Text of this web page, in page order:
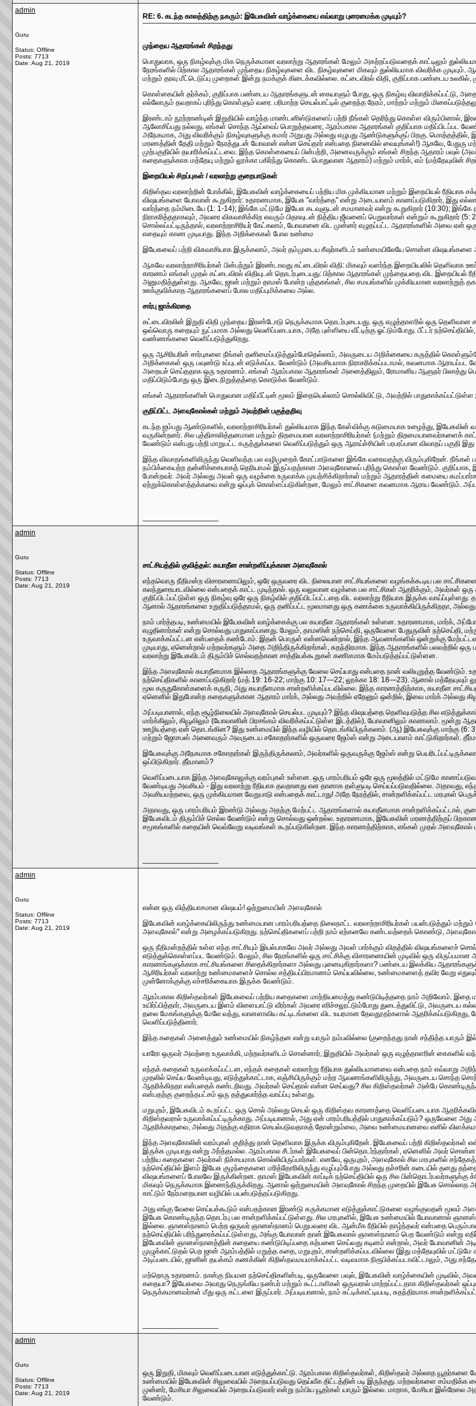
admin
Guru
Status: Offline
Posts: 7713
Date: Aug 21, 2019
RE: 6. கடந்த காலத்திற்கு நகரும்: இயேசுவின் வாழ்க்கையை எவ்வாறு புனரமைக்க முடியும்?
முந்தைய ஆதாரங்கள் சிறந்தது
பொதுவாக, ஒரு நிகழ்வுக்கு மிக நெருக்கமான வரலாற்று ஆதாரங்கள் மேலும் அகற்றப்படுவதைக் காட்டிலும்
நேரங்களில் பிற்கால ஆதாரங்கள் முந்தைய நிகழ்வுகளை விட நிகழ்வுகளை மிகவும் துல்லியமாக விவரிக்க
மற்றும் தரவு மீட்டெடுப்பு முறைகள் இன்று நமக்குக் கிடைக்கவில்லை. கட்டைவிரல் விதி, குறிப்பாக பண்டைய உலகில்,
கொள்கையின் தர்க்கம், குறிப்பாக பண்டைய ஆதாரங்களுடன் கையாளும் போது, ​​ஒரு நிகழ்வு விவாதிக்கப்பட்டு,
எல்லோரும் தவறாகப் புரிந்து கொள்ளும் வரை. பரிமாற்ற செயல்பாட்டில் குறைந்த நேரம், மாற்றம் மற்றும்
இரண்டாம் நூற்றாண்டின் இறுதியில் வாழ்ந்த மாண்டனிஸ்டுகளைப் பற்றி நீங்கள் தெரிந்து கொள்ள விரும்பினால்,
ஆலோசிப்பது நல்லது. எங்கள் சொந்த ஆய்வைப் பொறுத்தவரை, ஆரம்பகால ஆதாரங்கள் குறிப்பாக மதிப்பிடப்பட
அநேகமாக, அது விவரிக்கும் நிகழ்வுகளுக்கு சுமார் அறுபது அல்லது எழுபது ஆண்டுகளுக்குப் பிறகு.
மரணத்தின் தேதி மற்றும் நேரத்துடன் யோவான் என்ன செய்தார் என்பதை நினைவில் வையுங்கள்!) ஆகவே, பேதுரு
முற்பகுதியில் தயாரிக்கப்பட்டவை. இந்த கொள்கையைப் பின்பற்றி, அனைவருக்கும் எங்கள் சிறந்த ஆதாரம் பவுல்
கதைகளுக்காக மத்தேயு மற்றும் லூக்கா பகிர்ந்து கொண்ட பொதுவான ஆதாரம்) மற்றும் மார்க், எம் (மத்தேயுவின்
இறையியல் சிறப்புகள் / வரலாற்று குறைபாடுகள்
கிறிஸ்தவ வரலாற்றின் போக்கில், இயேசுவின் வாழ்க்கையைப் பற்றிய மிக முக்கியமான மற்றும் இறையியல்
விஷயங்களை யோவான் கூறுகிறார்: உதாரணமாக, இயேசு "வார்த்தை" என்று அடையாளம் காணப்படுகிறார், இது
வார்த்தை நம்மிடையே (1: 1-14); இங்கே மட்டுமே இயேசு கடவுளுடன் சமமானவர் என்று கூறுகிறார் (10:30);
நிராகரித்ததாகவும், அவரை விசுவாசிக்கிற எவரும் பிதாவுடன் நித்திய ஜீவனைப் பெறுவார்கள் என்றும்
சொல்லப்பட்டிருந்தால், வரலாற்றாசிரியர் கேட்கலாம், யோவானை விட முன்னர் எழுதப்பட்ட ஆதாரங்களில் அவை ஏன்
எதையும் காண முடியாது. இந்த அறிக்கைகள் போல உண்மை
இயேசுவைப் பற்றி விசுவாசியாக இருக்கலாம், அவர் தம்முடைய சீஷர்களிடம் உண்மையிலேயே சொன்ன விஷயங்களை
ஆகவே வரலாற்றாசிரியர்கள் பின்பற்றும் இரண்டாவது கட்டைவிரல் விதி: மிகவும் வளர்ந்த இறையியலில் தெளிவாக
காரணம் எங்கள் முதல் கட்டைவிரல் விதியுடன் தொடர்புடையது: பிற்கால ஆதாரங்கள் முந்தையதை விட இறையியல்
அனுமதித்துள்ளது. ஆகவே, ஜான் மற்றும் தாமஸ் போன்ற புத்தகங்கள், சில சமயங்களில் முக்கியமான வரலாற்றுத்
ஊக்குவிக்காத ஆதாரங்களைப் போல மதிப்புமிக்கவை அல்ல.
சார்பு ஜாக்கிரதை
கட்டைவிரலின் இறுதி விதி முந்தைய இரண்டோடு நெருக்கமாக தொடர்புடையது. ஒரு எழுத்தாளரில் ஒரு
ஒவ்வொரு கதையும் நுட்பமாக அல்லது வெளிப்படையாக, அதே புள்ளியை வீட்டிற்கு ஓட்டும்போது. பீட்டர்
வண்ணங்களை வெளிப்படுத்துகிறது.
ஒரு ஆசிரியரின் சார்புகளை நீங்கள் தனிமைப்படுத்தும்போதெல்லாம், அவருடைய அறிக்கையை கருத்தில்
அறிக்கைகள் ஒரு பவுண்டு உப்புடன் எடுக்கப்பட வேண்டும் (அவசியமாக நிராகரிக்கப்படாமல், கவனமாக ஆராயப்பட
அறையச் செய்ததாக ஒரு உதாரணம். எங்கள் ஆரம்பகால ஆதாரங்கள் அனைத்திலும், ரோமானிய ஆளுநர் பிலாத்து
மதிப்பிடும்போது ஒரு இடைநிறுத்தத்தை கொடுக்க வேண்டும்.
எங்கள் ஆதாரங்களின் பொதுவான மதிப்பீட்டின் மூலம் இதையெல்லாம் சொல்லிவிட்டு, அவற்றில் பாதுகாக்கப்பட்டுள்ள
குறிப்பிட்ட அளவுகோல்கள் மற்றும் அவற்றின் பகுத்தறிவு
கடந்த ஐம்பது ஆண்டுகளில், வரலாற்றாசிரியர்கள் துல்லியமாக இந்த கேள்விக்கு கடுமையாக உழைத்து,
வருகின்றனர். சில புத்திசாலித்தனமான மற்றும் திறமையான வரலாற்றாசிரியர்கள் (மற்றும்
வேண்டும் என்பது பற்றி மாறுபட்ட கருத்துக்களை வெளிப்படுத்தும் ஒரு ஆராய்ச்சியின் பரபரப்பான விவாதப்
இந்த விவாதங்களிலிருந்து வெளிவந்த பல வழிமுறைக் கோட்பாடுகளை இங்கே வரைவதற்கு விரும்புகிறேன்.
நம்பிக்கையற்ற தன்னிச்சையாகத் தெரியாமல் இருப்பதற்கான அளவுகோலைப் புரிந்து கொள்ள வேண்டும். குறிப்பாக,
போன்றவர். அவர் அல்லது அவள் ஒரு வழக்கை உருவாக்க முயற்சிக்கிறார்கள் மற்றும் ஆதாரத்தின் சுமையை
ஏற்றுக்கொள்ளத்தக்கவை என்று ஒப்புக் கொள்ளப்படுகின்றன, மேலும் சாட்சிகளை கவனமாக ஆராய வேண்டும்.
admin
Guru
Status: Offline
Posts: 7713
Date: Aug 21, 2019
சாட்சியத்தில் குவித்தல்: சுயாதீன சான்றளிப்புக்கான அளவுகோல்
எந்தவொரு நீதிமன்ற விசாரணையிலும், ஒரே ஒருவரை விட நிலையான சாட்சியங்களை வழங்கக்கூடிய பல
கலந்துரையாடவில்லை என்பதைக் காட்ட முடிந்தால். ஒரு வலுவான வழக்கை பல சாட்சிகள் ஆதரிக்கும், அவர்கள்
குறிப்பிடப்பட்டுள்ள ஒரு நிகழ்வு ஒரே ஒரு நிகழ்வில் குறிப்பிடப்பட்டதை விட வரலாற்று ரீதியாக இருக்க
ஆனால் ஆதாரங்களை உறுதிப்படுத்தாமல், ஒரு தனிப்பட்ட மூலமானது ஒரு கணக்கை உருவாக்கியிருக்கிறதா,
நாம் பார்த்தபடி, உண்மையில் இயேசுவின் வாழ்க்கைக்கு பல சுயாதீன ஆதாரங்கள் உள்ளன. உதாரணமாக, மார்க்,
எழுதினார்கள் என்று சொல்வது பாதுகாப்பானது. மேலும், தாமஸின் நற்செய்தி, ஒருவேளை பேதுருவின் நற்செய்தி,
உருவாக்கப்பட்டன என்பதைக் கண்டோம். இதன் பொருள் என்னவென்றால், இந்த ஆவணங்களில் ஒன்றுக்கு மேற்பட்டவற்றில்
முடியாது, ஏனென்றால் மற்றவர்களும் அதை அறிந்திருக்கிறார்கள், சுதந்திரமாக. இந்த ஆதாரங்களில் பலவற்றில்
வரலாற்று இயேசுவிடம் திரும்பிச் செல்வதற்கான சாத்தியக்கூறுகள் கணிசமாக மேம்படுத்தப்பட்டுள்ளன.
இந்த அளவுகோல் சுயாதீனமாக இல்லாத ஆதாரங்களுக்கு வேலை செய்யாது என்பதை நான் வலியுறுத்த வேண்டும்.
நற்செய்திகளில் காணப்படுகிறார் (மத் 19: 16-22; மாற்கு 10: 17—22; லூக்கா 18: 18—23). ஆனால்
மூல கருதுகோள்களைக் கருதி, அது சுயாதீனமாக சான்றளிக்கப்படவில்லை. இந்த காரணத்திற்காக, சுயாதீன
ஏனெனில் இதுபோன்ற கதைகளுக்கான ஆதாரம் மார்க், அல்லது அவற்றில் ஏதேனும் ஒன்றில், இவை மார்க் அல்லது
அப்படியானால், எந்த சூழ்நிலையில் அளவுகோல் செயல்பட முடியும்? இந்த விஷயத்தை தெளிவுபடுத்த சில
மார்க்கிலும், கியூவிலும் (யோவானின் பிரசங்கம் விவரிக்கப்பட்டுள்ள இடத்தில்), யோவானிலும் காணலாம்.
ஊழியத்தை ஏன் தொடங்கின? இது உண்மையில் இந்த வழியில் தொடங்கியிருக்கலாம். (ஆ) இயேசுவுக்கு மாற்கு (6: 3),
மற்றும் ஜோசபஸ் அனைவரும் அவருடைய சகோதரர்களில் ஒருவரை ஜேம்ஸ் என்று அடையாளம் காட்டுகிறார்கள்.
இயேசுவுக்கு அநேகமாக சகோதரர்கள் இருந்திருக்கலாம், அவர்களில் ஒருவருக்கு ஜேம்ஸ் என்று
ஒப்பிடுகிறார். தீர்மானம்?
வெளிப்படையாக இந்த அளவுகோலுக்கு வரம்புகள் உள்ளன. ஒரு பாரம்பரியம் ஒரே ஒரு மூலத்தில் மட்டுமே
வேண்டியது அவசியம் - இது வரலாற்று ரீதியாக தவறானது என தானாக தள்ளுபடி செய்யப்படுவதில்லை.
அவசியமற்றவை, ஒரு முக்கியமான வேறுபாடு என்பதைக் காட்டாது! அதே நேரத்தில், சான்றளிக்கப்பட்ட மரபுகள்
அதாவது, ஒரு பாரம்பரியம் இரண்டு அல்லது அதற்கு மேற்பட்ட ஆதாரங்களால் சுயாதீனமாக
இயேசுவிடம் திரும்பிச் செல்ல வேண்டும் என்று சொல்வது ஒன்றல்ல. உதாரணமாக, இயேசுவின் மரணத்திற்குப்
சமூகங்களில் கதையின் வெவ்வேறு வடிவங்கள் கூறப்படுகின்றன. இந்த காரணத்திற்காக, எங்கள் முதல் அளவுகோல்
admin
Guru
Status: Offline
Posts: 7713
Date: Aug 21, 2019
என்ன ஒரு வித்தியாசமான விஷயம்! ஒற்றுமையின் அளவுகோல்
இயேசுவின் வாழ்க்கையிலிருந்து உண்மையான பாரம்பரியத்தை நிலைநாட்ட வரலாற்றாசிரியர்கள் பயன்படுத்தும்
அளவுகோல்" என்று அழைக்கப்படுகிறது. நற்செய்திகளைப் பற்றி நாம் ஏற்கனவே கண்டவற்றைக் கொண்டு,
ஒரு நீதிமன்றத்தில் உள்ள எந்த சாட்சியும் இயல்பாகவே அவர் அல்லது அவள் பார்க்கும் விதத்தில் விஷயங்களைச்
எடுத்துக்கொள்ளப்பட வேண்டும். மேலும், சில நேரங்களில் ஒரு சாட்சிக்கு விசாரணையின் முடிவில் ஒரு
காரணங்களுக்காக சாட்சியங்களை சிதைக்கிறார்களா அல்லது புனையுகிறார்களா? பண்டைய இலக்கிய
ஆசிரியர்கள் வரலாற்று உண்மைகளைச் சொல்ல சத்தியப்பிரமாணம் செய்யவில்லை, உண்மைகளைத் தவிர வேறு
முன்னோக்குக்கு எச்சரிக்கையாக இருக்க வேண்டும்.
ஆரம்பகால கிறிஸ்தவர்கள் இயேசுவைப் பற்றிய கதைகளை மாற்றியமைத்து கண்டுபிடித்ததை நாம் அறிவோம். இதை
உயிர்ப்பித்தார், அவருடைய இளம் விளையாட்டு வீரர்கள் அவரை எரிச்சலூட்டும்போது துடைத்துவிட்டு, அவருடைய
தலை மேகங்களுக்கு மேலே வந்து, வானளாவிய கட்டிடங்களை விட உயரமான தேவதூதர்களால் ஆதரிக்கப்படுகிறது,
வெளிப்படுத்தினார்.
இந்த கதைகள் அனைத்தும் உண்மையில் நிகழ்ந்தன என்று யாரும் நம்பவில்லை (குறைந்தது நான் சந்தித்த யாரும்
யாரோ ஒருவர் அவற்றை உருவாக்கி, மற்றவர்களிடம் சொன்னார், இறுதியில் அவர்கள் ஒரு எழுத்தாளரின் கைகளில்
எந்தக் கதைகள் உருவாக்கப்பட்டன, எந்தக் கதைகள் வரலாற்று ரீதியாக துல்லியமானவை என்பதை நாம் எவ்வாறு
முதலில் செய்ய வேண்டியது, எடுத்துக்காட்டாக, எஞ்சியிருக்கும் மற்ற ஆவணங்களிலிருந்து, அவருடைய சொந்த
ஆதரிக்கிறதா என்பதைக் கண்டறிவது. அவர்கள் செய்தால் என்ன செய்வது? சில கிறிஸ்தவர்கள் அன்பே
என்பதற்கு குறைந்தபட்சம் ஒரு தத்துவார்த்த வாய்ப்பு உள்ளது.
மறுபுறம், இயேசுவிடம் கூறப்பட்ட ஒரு சொல் அல்லது செயல் ஒரு கிறிஸ்தவ காரணத்தை வெளிப்படையாக
கிறிஸ்தவரால் உருவாக்கப்பட்டிருக்காது. அப்படியானால், அது ஏன் பாரம்பரியத்தில் பாதுகாக்கப்படும்? ஒருவேளை
ஆதரிக்காதவை, அல்லது அதற்கு எதிராக செயல்படுவதாகத் தோன்றும்வை, அவை உண்மையானவை எனில்
இந்த அளவுகோலின் வரம்புகள் குறித்து நான் தெளிவாக இருக்க விரும்புகிறேன். இயேசுவைப் பற்றி
இருக்க முடியாது என்று அர்த்தமல்ல. ஆரம்பகால சீடர்கள் இயேசுவைப் பின்தொடர்ந்தார்கள், ஏனெனில் அவர்
பற்றிய கதைகளை அவர்கள் நிச்சயமாக சொல்லியிருப்பார்கள். எனவே, ஒருபுறம், அளவுகோல் சில மரபுகளில்
நற்செய்தியில் இளம் இயேசு குழந்தைகளை மரித்தோரிலிருந்து எழுப்பும்போது அல்லது தச்சரின் கடையில் தனது
விஷயங்களைப் போலவே இருக்கின்றன. தாமஸ் இயேசுவின் காப்டிக் நற்செய்தியில் ஒரு சில
மிகவும் நெருக்கமாக இணைந்திருக்கிறது. ஆனால் ஒற்றுமையின் அளவுகோல் சிறந்த முறையில் இயேசு
காட்டும் நேர்மறையான வழியில் பயன்படுத்தப்படுகிறது.
அது எங்கு வேலை செய்யக்கூடும் என்பதற்கான இரண்டு சுருக்கமான எடுத்துக்காட்டுகளை வழங்குவதன் மூலம்
இயேசு கொண்டிருந்த தொடர்பு பல சான்றளிக்கப்பட்டுள்ளது. சில மரபுகளில், இயேசு உண்மையில் யோவானால்
இல்லை. ஞானஸ்நானம் பெற்ற ஒருவர் ஞானஸ்நானம் பெறுபவரை விட ஆன்மீக ரீதியில் தாழ்ந்தவர் என்பதை
நற்செய்தியில் பரிந்துரைக்கப்பட்டுள்ளது, அங்கு யோவான் தான் இயேசுவால் ஞானஸ்நானம் பெற வேண்டும் என்று
இயேசுவின் ஞானஸ்நானத்தின் கதையை கண்டுபிடிப்பதை கற்பனை செய்வது கடினம் என்றால், அவர் யோவானின்
முழுக்காட்டுதல் பெற ஜான் ஆரம்பத்தில் மறுத்த கதை, மறுபுறம், சான்றளிக்கப்படவில்லை (இது மத்தேயுவில்
அடிப்படையில், ஜானின் தயக்கம் கணக்கின் கிறிஸ்தவமயமாக்கப்பட்ட வடிவமாக நிரூபிக்கப்படாவிட்டாலும், அது
மற்றொரு உதாரணம். நான்கு நியமன நற்செய்திகளின்படி, ஒருவேளை பவுல், இயேசுவின் வாழ்க்கையின் முடிவில்,
கதையா? இயேசுவை அவரது நெருங்கிய நண்பர் மற்றும் கூட்டாளிகள் ஒருவரால் மாற்றப்பட்டதாக கிறிஸ்தவர்கள்
நெருக்கமானவர்கள் மீது ஒரு கட்டளை இருப்பார். அப்படியானால், நாம் சுட்டிக்காட்டியபடி, சுதந்திரமாக
admin
Guru
Status: Offline
Posts: 7713
Date: Aug 21, 2019
ஒரு இறுதி, மிகவும் வெளிப்படையான எடுத்துக்காட்டு. ஆரம்பகால கிறிஸ்தவர்கள், கிறிஸ்தவர் அல்லாத
உண்மையில் இயேசுவின் சிலுவையில் அறையப்படுவது தெய்வீக திட்டத்தின் படி இருந்தது. மற்றவர்களை சம்மதிக்க
முன்னர், மேசியா சிலுவையில் அறையப்படுவார் என்று நம்பிய யூதர்கள் யாரும் இல்லை. மாறாக, மேசியா இஸ்ரேலை
வேண்டும்.